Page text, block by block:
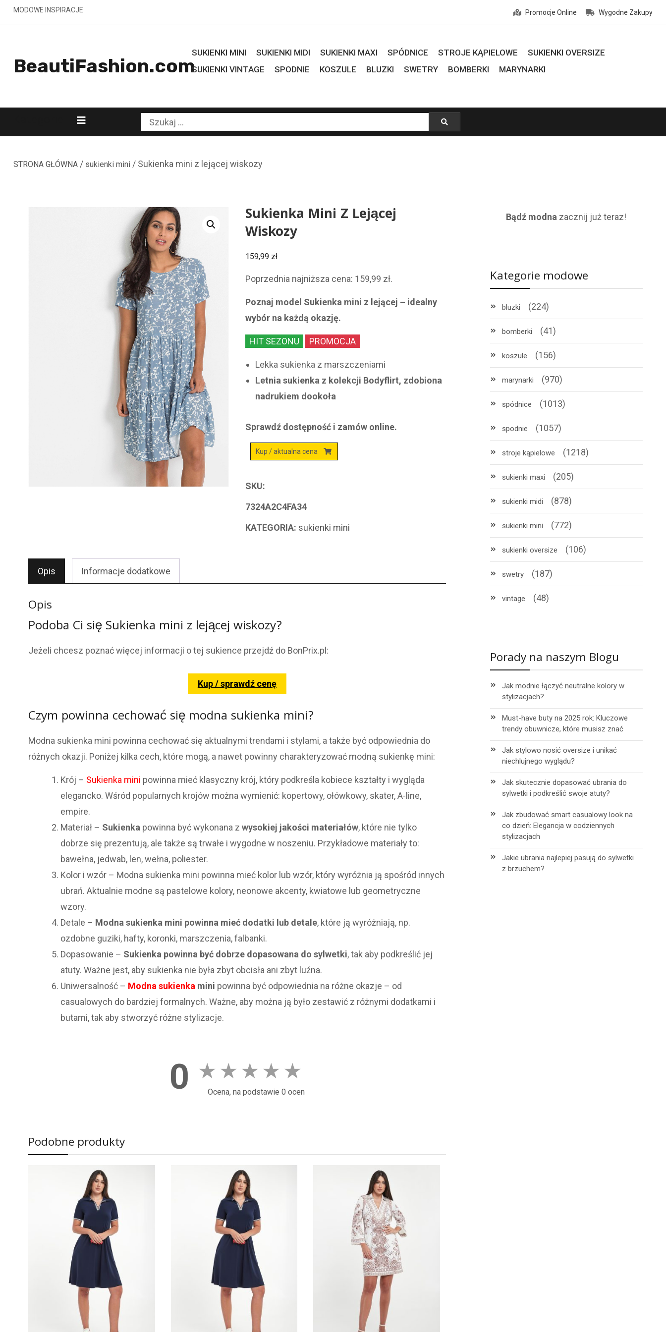
Skip
to
MODOWE INSPIRACJE Promocje Online Wygodne Zakupy
BeautiFashion.com
SUKIENKI MINI SUKIENKI MIDI SUKIENKI MAXI SPÓDNICE STROJE KĄPIELOWE
SUKIENKI OVERSIZE
SUKIENKI VINTAGE
SPODNIE KOSZULE BLUZKI SWETRY BOMBERKI MARYNARKI
Szukaj:
STRONA GŁÓWNA/ sukienki mini/ Sukienka mini z lejącej wiskozy
Sukienka Mini Z Lejącej
Wiskozy
159,99 zł
Poprzednia najniższa cena: 159,99 zł.
Poznaj model Sukienka mini z lejącej – idealny
wybór na każdą okazję.
HIT SEZONU PROMOCJA
Lekka sukienka z marszczeniami
Letnia sukienka z kolekcji Bodyflirt, zdobiona
nadrukiem dookoła
Sprawdź dostępność i zamów online.
Kup / aktualna cena
SKU:
7324A2C4FA34
KATEGORIA: sukienki mini
Opis Informacje dodatkowe
Opis
Podoba Ci się Sukienka mini z lejącej wiskozy?
Jeżeli chcesz poznać więcej informacji o tej sukience przejdź do BonPrix.pl:
Kup / sprawdź cenę
Czym powinna cechować się modna sukienka mini?
Modna sukienka mini powinna cechować się aktualnymi trendami i stylami, a także być odpowiednia do
różnych okazji. Poniżej kilka cech, które mogą, a nawet powinny charakteryzować modną sukienkę mini:
Krój – Sukienka mini powinna mieć klasyczny krój, który podkreśla kobiece kształty i wygląda
elegancko. Wśród popularnych krojów można wymienić: kopertowy, ołówkowy, skater, A-line,
empire.
Materiał – Sukienka powinna być wykonana z wysokiej jakości materiałów, które nie tylko
dobrze się prezentują, ale także są trwałe i wygodne w noszeniu. Przykładowe materiały to:
bawełna, jedwab, len, wełna, poliester.
Kolor i wzór – Modna sukienka mini powinna mieć kolor lub wzór, który wyróżnia ją spośród innych
ubrań. Aktualnie modne są pastelowe kolory, neonowe akcenty, kwiatowe lub geometryczne
wzory.
Detale – Modna sukienka mini powinna mieć dodatki lub detale, które ją wyróżniają, np.
ozdobne guziki, hafty, koronki, marszczenia, falbanki.
Dopasowanie – Sukienka powinna być dobrze dopasowana do sylwetki, tak aby podkreślić jej
atuty. Ważne jest, aby sukienka nie była zbyt obcisła ani zbyt luźna.
Uniwersalność – Modna sukienka mini powinna być odpowiednia na różne okazje – od
casualowych do bardziej formalnych. Ważne, aby można ją było zestawić z różnymi dodatkami i
butami, tak aby stworzyć różne stylizacje.
0 ★ ★ ★ ★ ★
Ocena, na podstawie 0 ocen
Podobne produkty
Bądź modna zacznij już teraz!
Kategorie modowe
bluzki (224)
bomberki (41)
koszule (156)
marynarki (970)
spódnice (1013)
spodnie (1057)
stroje kąpielowe (1218)
sukienki maxi (205)
sukienki midi (878)
sukienki mini (772)
sukienki oversize (106)
swetry (187)
vintage (48)
Porady na naszym Blogu
Jak modnie łączyć neutralne kolory w
stylizacjach?
Must-have buty na 2025 rok: Kluczowe
trendy obuwnicze, które musisz znać
Jak stylowo nosić oversize i unikać
niechlujnego wyglądu?
Jak skutecznie dopasować ubrania do
sylwetki i podkreślić swoje atuty?
Jak zbudować smart casualowy look na
co dzień: Elegancja w codziennych
stylizacjach
Jakie ubrania najlepiej pasują do sylwetki
z brzuchem?